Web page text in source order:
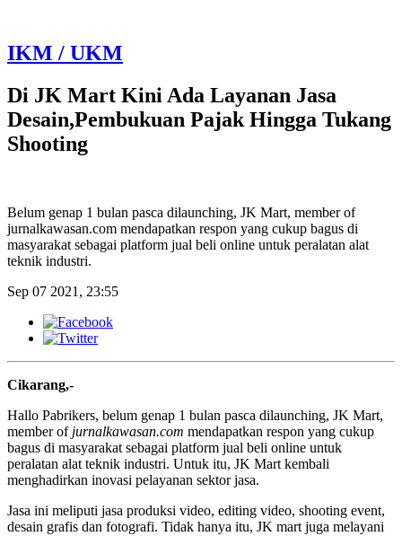
IKM / UKM
Di JK Mart Kini Ada Layanan Jasa
Desain,Pembukuan Pajak Hingga Tukang
Shooting
Belum genap 1 bulan pasca dilaunching, JK Mart, member of
jurnalkawasan.com mendapatkan respon yang cukup bagus di
masyarakat sebagai platform jual beli online untuk peralatan alat
teknik industri.
Sep 07 2021, 23:55
Cikarang,-
Hallo Pabrikers, belum genap 1 bulan pasca dilaunching, JK Mart,
member of jurnalkawasan.com mendapatkan respon yang cukup
bagus di masyarakat sebagai platform jual beli online untuk
peralatan alat teknik industri. Untuk itu, JK Mart kembali
menghadirkan inovasi pelayanan sektor jasa.
Jasa ini meliputi jasa produksi video, editing video, shooting event,
desain grafis dan fotografi. Tidak hanya itu, JK mart juga melayani